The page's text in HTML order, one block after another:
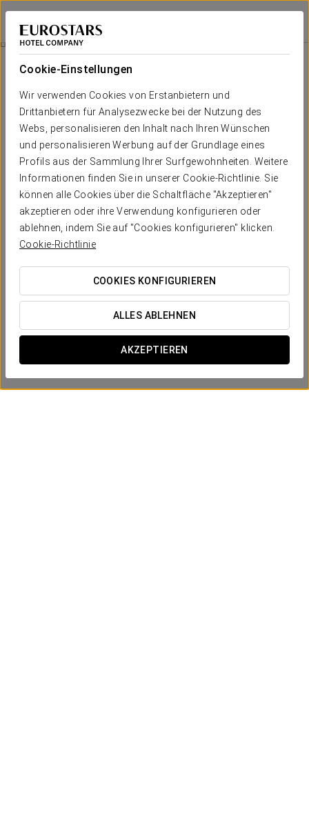
Cookie-Einstellungen
Wir verwenden Cookies von Erstanbietern und
Drittanbietern für Analysezwecke bei der Nutzung des
Webs, personalisieren den Inhalt nach Ihren Wünschen
und personalisieren Werbung auf der Grundlage eines
Profils aus der Sammlung Ihrer Surfgewohnheiten. Weitere
Informationen finden Sie in unserer Cookie-Richtlinie. Sie
können alle Cookies über die Schaltfläche "Akzeptieren"
akzeptieren oder ihre Verwendung konfigurieren oder
ablehnen, indem Sie auf "Cookies konfigurieren" klicken.
Cookie-Richtlinie
COOKIES KONFIGURIEREN
ALLES ABLEHNEN
AKZEPTIEREN
Eurostars Palacio Santa Marta
CÁCERES - TRUJILLO
Angebote
Angebote
Romantisches Erlebnis
20€
Komforterlebnis